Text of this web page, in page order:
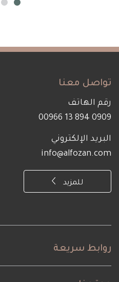
تواصل معنا
رقم الهاتف
0909 894 13 00966
البريد الإلكتروني
info@alfozan.com
للمزيد
روابط سريعة